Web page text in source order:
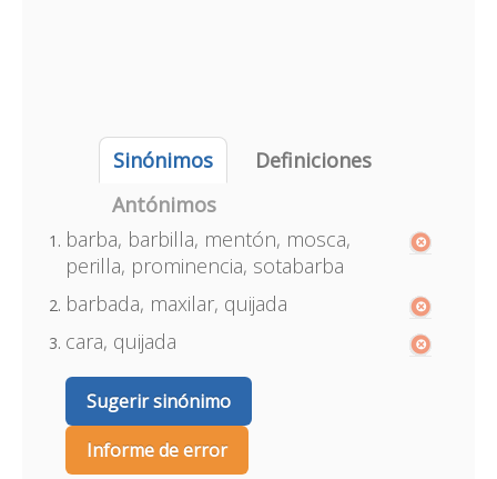
Sinónimos
Definiciones
Antónimos
barba, barbilla, mentón, mosca,
perilla, prominencia, sotabarba
barbada, maxilar, quijada
cara, quijada
Sugerir sinónimo
Informe de error